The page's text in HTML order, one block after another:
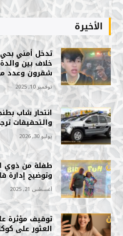
الأخيرة
تدخل أمني
خلاف بين
شقرون وعدد
نوفمبر 10, 2025
انتحار شاب
والتحقيقات
يوليو 30, 2026
طفلة من ذوي
وتوضيح إدارة
أغسطس 21, 2025
توقيف مؤثرة
العثور على